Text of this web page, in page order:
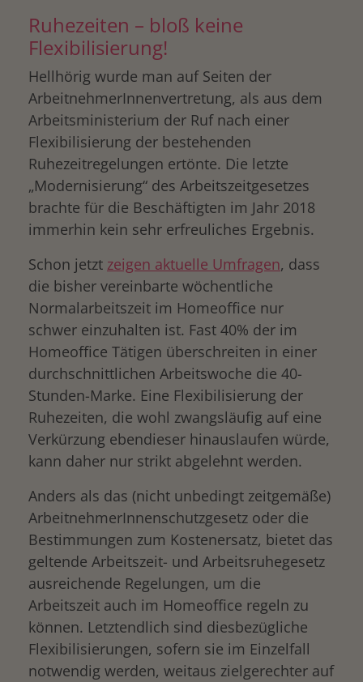
Ruhezeiten – bloß keine
Flexibilisierung!
Hellhörig wurde man auf Seiten der
ArbeitnehmerInnenvertretung, als aus dem
Arbeitsministerium der Ruf nach einer
Flexibilisierung der bestehenden
Ruhezeitregelungen ertönte. Die letzte
„Modernisierung“ des Arbeitszeitgesetzes
brachte für die Beschäftigten im Jahr 2018
immerhin kein sehr erfreuliches Ergebnis.
Schon jetzt zeigen aktuelle Umfragen, dass
die bisher vereinbarte wöchentliche
Normalarbeitszeit im Homeoffice nur
schwer einzuhalten ist. Fast 40% der im
Homeoffice Tätigen überschreiten in einer
durchschnittlichen Arbeitswoche die 40-
Stunden-Marke. Eine Flexibilisierung der
Ruhezeiten, die wohl zwangsläufig auf eine
Verkürzung ebendieser hinauslaufen würde,
kann daher nur strikt abgelehnt werden.
Anders als das (nicht unbedingt zeitgemäße)
ArbeitnehmerInnenschutzgesetz oder die
Bestimmungen zum Kostenersatz, bietet das
geltende Arbeitszeit- und Arbeitsruhegesetz
ausreichende Regelungen, um die
Arbeitszeit auch im Homeoffice regeln zu
können. Letztendlich sind diesbezügliche
Flexibilisierungen, sofern sie im Einzelfall
notwendig werden, weitaus zielgerechter auf